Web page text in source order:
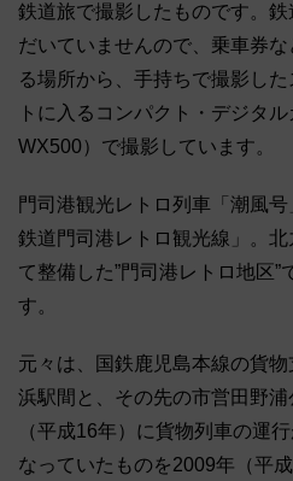
鉄道旅で撮影したものです。
だいていませんので、乗車券
る場所から、手持ちで撮影し
トに入るコンパクト・デジタ
WX500）で撮影しています。
門司港観光レトロ列車「潮風
鉄道門司港レトロ観光線」。
て整備した”門司港レトロ地区
す。
元々は、国鉄鹿児島本線の貨
浜駅間と、その先の市営田野
（平成16年）に貨物列車の運
なっていたものを2009年（平